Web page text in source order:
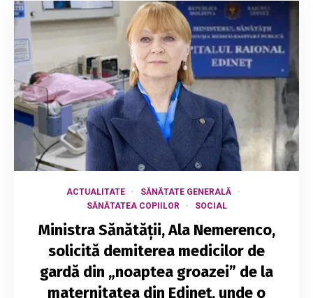
ACTUALITATE
SĂNĂTATE GENERALĂ
SĂNĂTATEA COPIILOR
SOCIAL
Ministra Sănătății, Ala Nemerenco,
solicită demiterea medicilor de
gardă din „noaptea groazei” de la
maternitatea din Edineț, unde o